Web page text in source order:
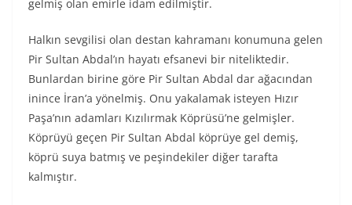
gelmiş olan emirle idam edilmiştir.
Halkın sevgilisi olan destan kahramanı konumuna gelen
Pir Sultan Abdal’ın hayatı efsanevi bir niteliktedir.
Bunlardan birine göre Pir Sultan Abdal dar ağacından
inince İran’a yönelmiş. Onu yakalamak isteyen Hızır
Paşa’nın adamları Kızılırmak Köprüsü’ne gelmişler.
Köprüyü geçen Pir Sultan Abdal köprüye gel demiş,
köprü suya batmış ve peşindekiler diğer tarafta
kalmıştır.